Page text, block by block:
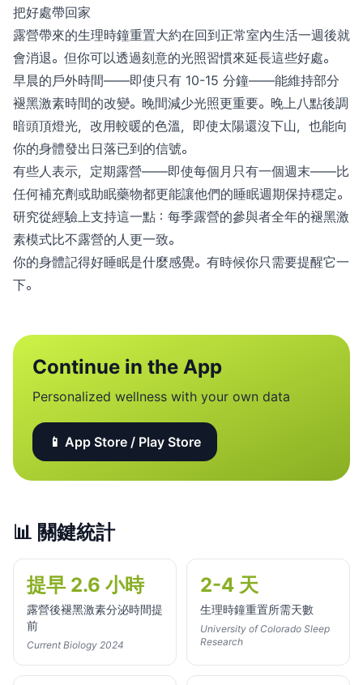
把好處帶回家
露營帶來的生理時鐘重置大約在回到正常室內生活一週後就
會消退。但你可以透過刻意的光照習慣來延長這些好處。
早晨的戶外時間——即使只有 10-15 分鐘——能維持部分
褪黑激素時間的改變。晚間減少光照更重要。晚上八點後調
暗頭頂燈光，改用較暖的色溫，即使太陽還沒下山，也能向
你的身體發出日落已到的信號。
有些人表示，定期露營——即使每個月只有一個週末——比
任何補充劑或助眠藥物都更能讓他們的睡眠週期保持穩定。
研究從經驗上支持這一點：每季露營的參與者全年的褪黑激
素模式比不露營的人更一致。
你的身體記得好睡眠是什麼感覺。有時候你只需要提醒它一
下。
Continue in the App
Personalized wellness with your own data
📱 App Store / Play Store
📊 關鍵統計
提早 2.6 小時
露營後褪黑激素分泌時間提
前
Current Biology 2024
2-4 天
生理時鐘重置所需天數
University of Colorado Sleep
Research